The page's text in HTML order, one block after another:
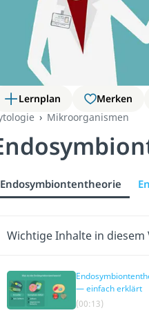
Lernplan Merken
Mikroorganismen
Endosymbiontentheorie
Wichtige Inhalte in diesem
— einfach erklärt
(00:13)